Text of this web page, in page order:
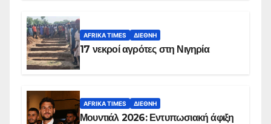
AFRIKA TIMES ΔΙΕΘΝΉ
17 νεκροί αγρότες στη Νιγηρία
AFRIKA TIMES ΔΙΕΘΝΉ
Μουντιάλ 2026: Εντυπωσιακή άφιξη